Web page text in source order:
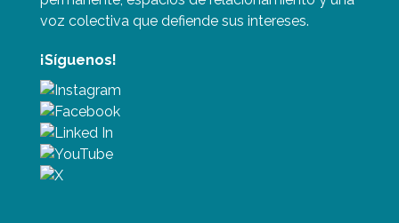
voz colectiva que defiende sus intereses.
¡Síguenos!